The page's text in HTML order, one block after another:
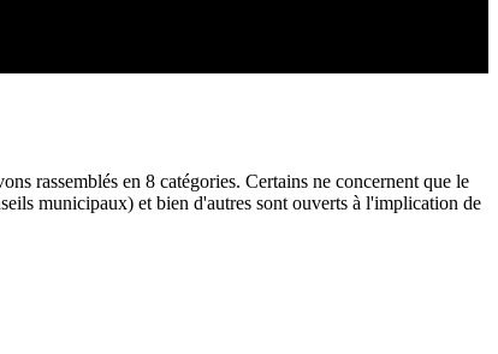
rassemblés en 8 catégories. Certains ne concernent que le
municipaux) et bien d'autres sont ouverts à l'implication de